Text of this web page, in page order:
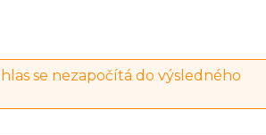
se nezapočítá do výsledného